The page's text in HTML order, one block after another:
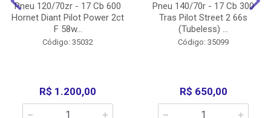
Pneu 120/70zr - 17 Cb 600
Hornet Diant Pilot Power 2ct
F 58w...
Código: 35032
R$ 1.200,00
Pneu 140/70r - 17 Cb 300
Tras Pilot Street 2 66s
(Tubeless) ...
Código: 35099
R$ 650,00